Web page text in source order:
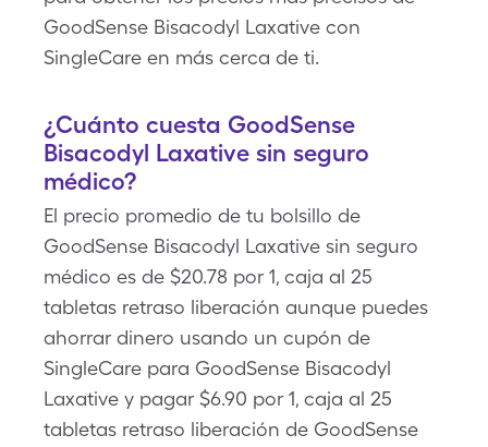
GoodSense Bisacodyl Laxative con
SingleCare en más cerca de ti.
¿Cuánto cuesta GoodSense
Bisacodyl Laxative sin seguro
médico?
El precio promedio de tu bolsillo de
GoodSense Bisacodyl Laxative sin seguro
médico es de $20.78 por 1, caja al 25
tabletas retraso liberación aunque puedes
ahorrar dinero usando un cupón de
SingleCare para GoodSense Bisacodyl
Laxative y pagar $6.90 por 1, caja al 25
tabletas retraso liberación de GoodSense